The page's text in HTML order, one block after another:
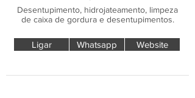
Desentupimento, hidrojateamento, limpeza
de caixa de gordura e desentupimentos.
Ligar Whatsapp Website